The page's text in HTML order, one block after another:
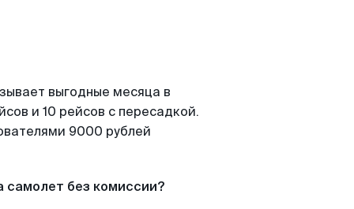
выгодные месяца в
и 10 рейсов с пересадкой.
9000 рублей
самолет без комиссии?